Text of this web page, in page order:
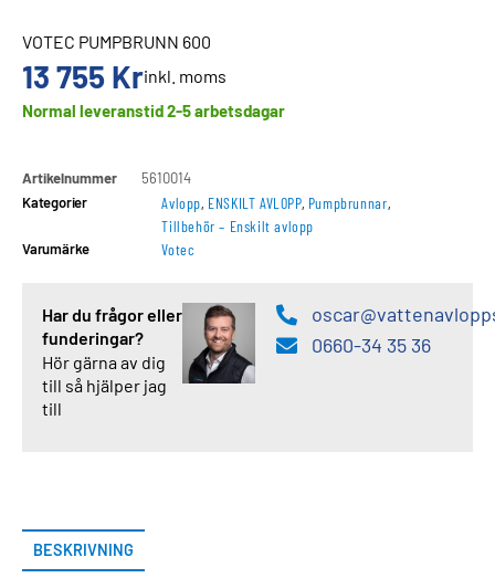
VOTEC PUMPBRUNN 600
13 755 Krinkl. moms
Normal leveranstid 2-5 arbetsdagar
Artikelnummer
5610014
Kategorier
Avlopp, ENSKILT AVLOPP, Pumpbrunnar,
Tillbehör – Enskilt avlopp
Varumärke Votec
Har du frågor eller
funderingar?
Hör gärna av dig
till så hjälper jag
till
0660-34 35 36
BESKRIVNING